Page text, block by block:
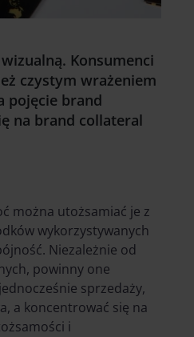
Konsumenci
czystym wrażeniem
pojęcie brand
na brand collateral
można utożsamiać je z
wykorzystywanych
Niezależnie od
powinny one
sprzedaży,
a koncentrować się na
i